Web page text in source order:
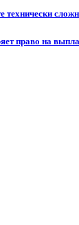
технически
право на